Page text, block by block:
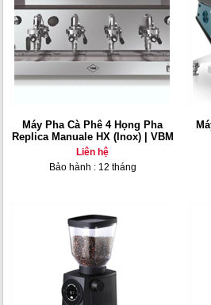
Máy Pha Cà Phê 4 Họng Pha
Replica Manuale HX (Inox) | VBM
Liên hệ
Bảo hành : 12 tháng